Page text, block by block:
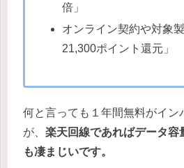
倍」
オンライン契約や対象
21,300ポイント還元」
何と言っても１年間無料がイン
が、 楽天回線であればデータ容
も凄まじいです。